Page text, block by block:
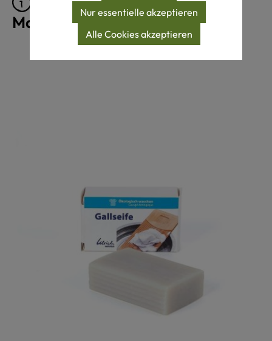
Maschinenwäsche 40°C
Produktgalerie überspringen
Nur essentielle akzeptieren
Alle Cookies akzeptieren